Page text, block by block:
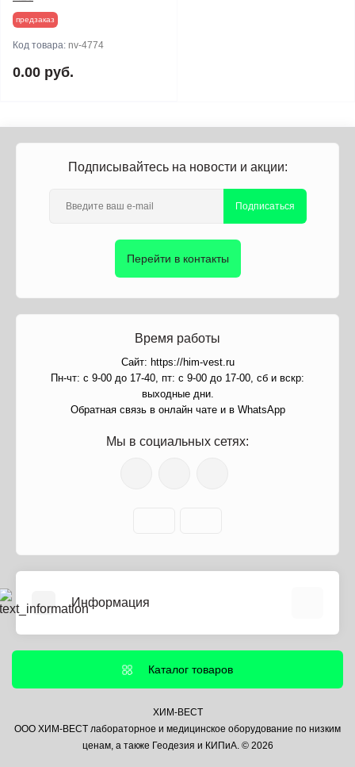
предзаказ
Код товара: nv-4774
0.00 руб.
Подписывайтесь на новости и акции:
Подписаться
Перейти в контакты
Время работы
Сайт: https://him-vest.ru
Пн-чт: с 9-00 до 17-40, пт: с 9-00 до 17-00, сб и вскр:
выходные дни.
Обратная связь в онлайн чате и в WhatsApp
Мы в социальных сетях:
Информация
Информация о доставке
Политика безопасности
Контакты
Каталог товаров
ХИМ-ВЕСТ
ООО ХИМ-ВЕСТ лабораторное и медицинское оборудование по низким
ценам, а также Геодезия и КИПиА. © 2026